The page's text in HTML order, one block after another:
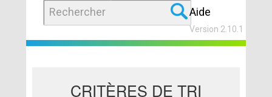
Aide
Version 2.10.1
CRITÈRES DE TRI